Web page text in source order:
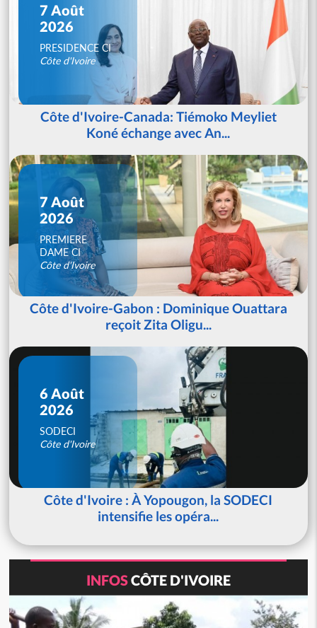
7 Août
2026
PRESIDENCE CI
Côte d'Ivoire
Côte d'Ivoire-Canada: Tiémoko Meyliet
Koné échange avec An...
7 Août
2026
PREMIERE
DAME CI
Côte d'Ivoire
Côte d'Ivoire-Gabon : Dominique Ouattara
reçoit Zita Oligu...
6 Août
2026
SODECI
Côte d'Ivoire
Côte d'Ivoire : À Yopougon, la SODECI
intensifie les opéra...
INFOSCÔTE D'IVOIRE